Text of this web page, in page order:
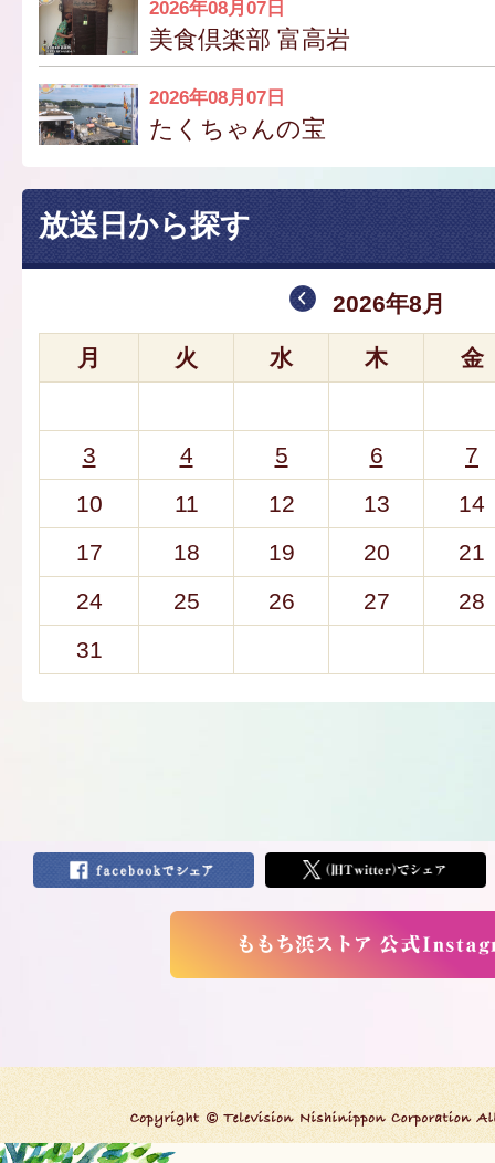
2026年08月07日
美食倶楽部 富高岩
2026年08月07日
たくちゃんの宝
放送日から探す
2026年8月
月 火 水 木 金
3 4 5 6
7
10
11 12 13
14
17
18 19 20
21
24
25 26 27
28
31